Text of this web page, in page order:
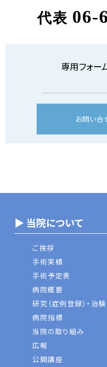
代表 06-
専用フォー
お問い合
▶ 当院について
ご挨拶
手術実績
手術予定表
病院概要
研究（症例登録）・治験
病院指標
当院の取り組み
広報
公開講座